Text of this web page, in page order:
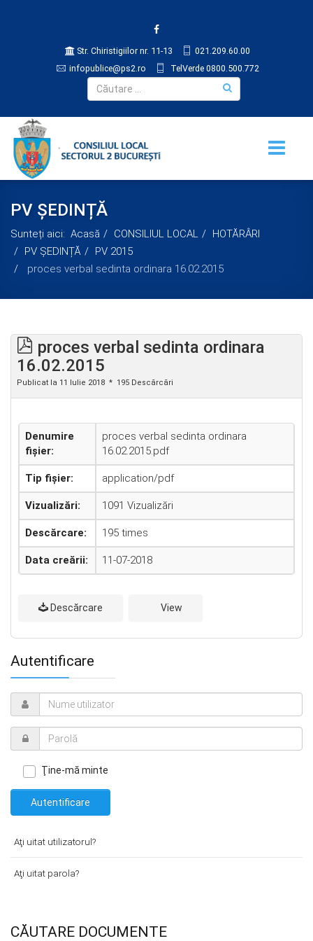
Str. Chiristigiilor nr. 11-13
021.209.60.00
infopublice@ps2.ro
TelVerde 0800.500.772
PV ȘEDINȚĂ
Sunteți aici: Acasă CONSILIUL LOCAL
HOTĂRÂRI
PV ȘEDINȚĂ
PV 2015
proces verbal sedinta ordinara 16.02.2015
proces verbal sedinta ordinara
16.02.2015
Publicat la 11 Iulie 2018 195 Descărcări
Denumire
fișier:
proces verbal sedinta ordinara
16.02.2015.pdf
Tip fișier: application/pdf
Vizualizări: 1091 Vizualizări
Descărcare: 195 times
Data creării: 11-07-2018
Descărcare View
Autentificare
Ţine-mă minte
Autentificare
Aţi uitat utilizatorul?
Aţi uitat parola?
CĂUTARE DOCUMENTE